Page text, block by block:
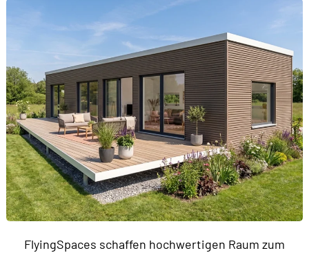
FlyingSpaces schaffen hochwertigen Raum zum